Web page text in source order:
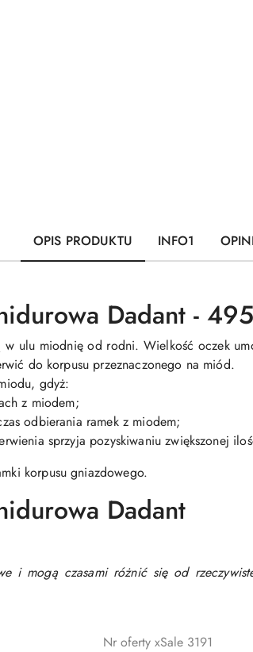
OPIS PRODUKTU INFO1
Dadant -
ulu miodnię od rodni. Wielkość oczek
do korpusu przeznaczonego na miód.
gdyż:
z miodem;
odbierania ramek z miodem;
sprzyja pozyskiwaniu zwiększonej
korpusu gniazdowego.
Dadant
i mogą czasami różnić się od
Nr oferty xSale 3191